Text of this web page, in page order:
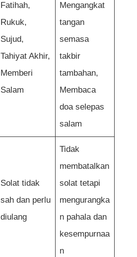
Fatihah,
Rukuk,
Sujud,
Tahiyat Akhir,
Memberi
Salam
Mengangkat
tangan
semasa
takbir
tambahan,
Membaca
doa selepas
salam
Solat tidak
sah dan perlu
diulang
Tidak
membatalkan
solat tetapi
mengurangka
n pahala dan
kesempurnaa
n